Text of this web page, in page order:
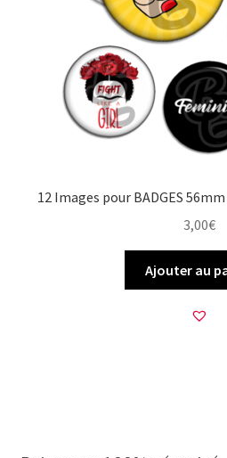
12 Images pour BADGES
3,00€
Ajouter au